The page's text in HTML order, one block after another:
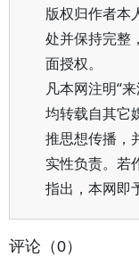
版权归作者本
处并保持完整
面授权。
凡本网注明“
均转载自其它
推思想传播，
实性负责。若
指出，本网即
评论（0）